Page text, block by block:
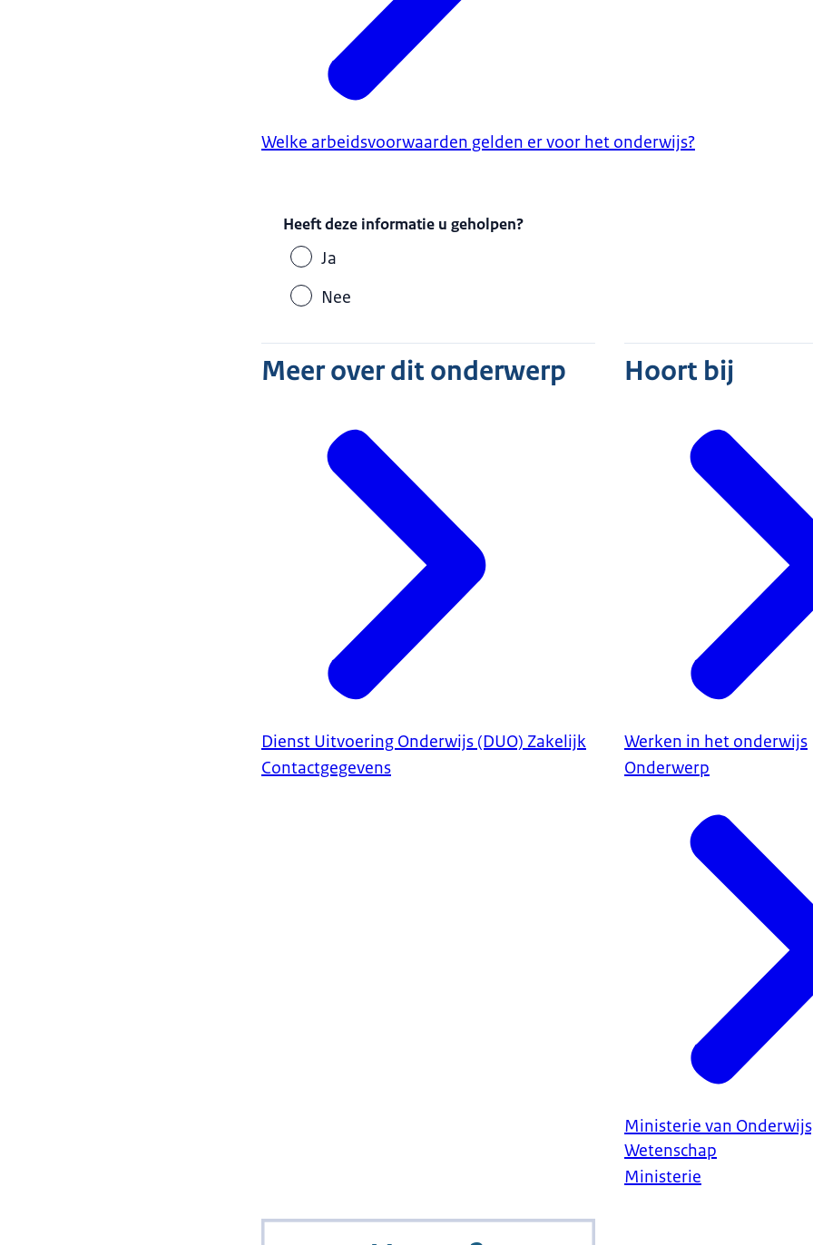
Welke arbeidsvoorwaarden gelden er voor het onderwijs?
Heeft deze informatie u geholpen?
Ja
Nee
Meer over dit onderwerp
Dienst Uitvoering Onderwijs (DUO) Zakelijk
Contactgegevens
Hoort bij
Werken in het onderwijs
Onderwerp
Ministerie van
Wetenschap
Ministerie